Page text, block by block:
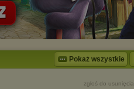
Pokaż wszystkie
zgłoś do usunięcia